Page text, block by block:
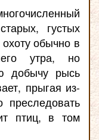
густых
обычно в
утра, но
добычу рысь
прыгая из-
преследовать
птиц, в том